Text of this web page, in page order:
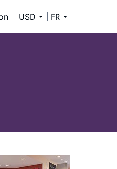
USD FR